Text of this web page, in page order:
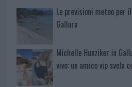
Le previsioni meteo per
Gallura
Michelle Hunziker in
vivo: un amico vip svela